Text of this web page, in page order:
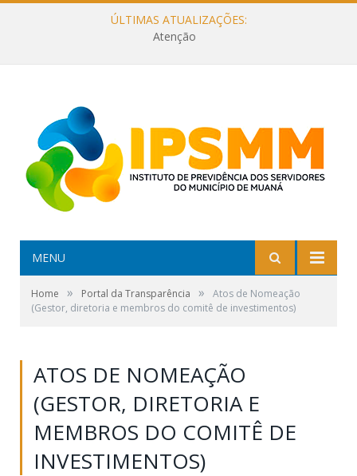
ÚLTIMAS ATUALIZAÇÕES:
Atenção
MENU
Home » Portal da Transparência »
Atos de Nomeação
(Gestor, diretoria e membros do comitê de investimentos)
ATOS DE NOMEAÇÃO
(GESTOR, DIRETORIA E
MEMBROS DO COMITÊ DE
INVESTIMENTOS)